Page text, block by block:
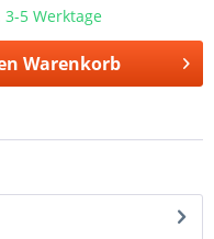
5 Werktage
Warenkorb